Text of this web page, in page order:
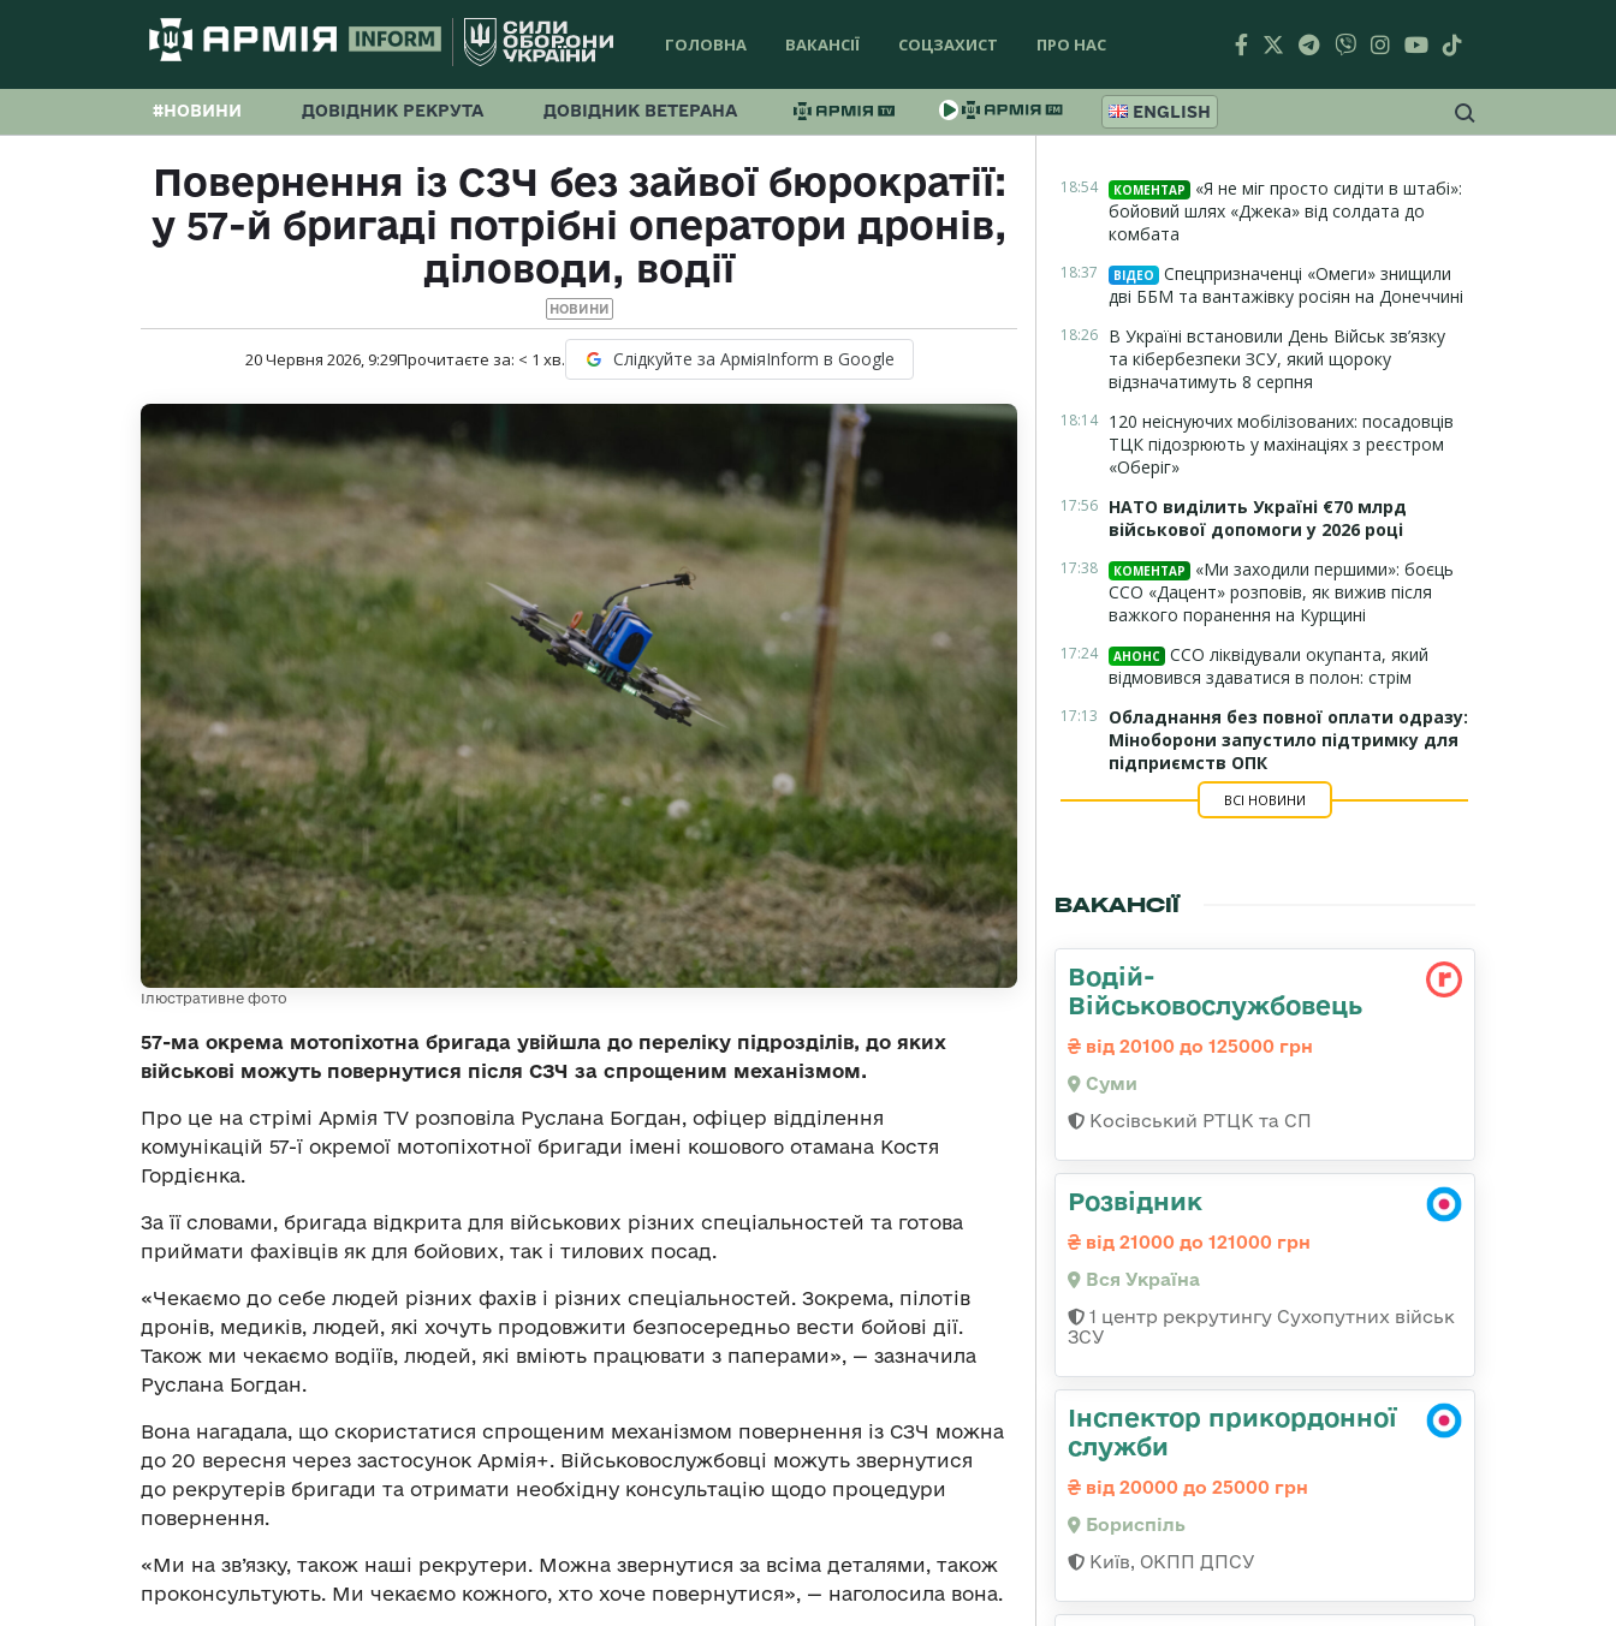
ГОЛОВНА ВАКАНСІЇ СОЦЗАХИСТ ПРО НАС
#НОВИНИ ДОВІДНИК РЕКРУТА ДОВІДНИК ВЕТЕРАНА ENGLISH
Повернення із СЗЧ без зайвої бюрократії:
у 57-й бригаді потрібні оператори дронів,
діловоди, водії
НОВИНИ
20 Червня 2026, 9:29Прочитаєте за: < 1 хв. Слідкуйте за АрміяInform в Google
Ілюстративне фото
57-ма окрема мотопіхотна бригада увійшла до переліку підрозділів, до яких
військові можуть повернутися після СЗЧ за спрощеним механізмом.
Про це на стрімі Армія TV розповіла Руслана Богдан, офіцер відділення
комунікацій 57-ї окремої мотопіхотної бригади імені кошового отамана Костя
Гордієнка.
За її словами, бригада відкрита для військових різних спеціальностей та готова
приймати фахівців як для бойових, так і тилових посад.
«Чекаємо до себе людей різних фахів і різних спеціальностей. Зокрема, пілотів
дронів, медиків, людей, які хочуть продовжити безпосередньо вести бойові дії.
Також ми чекаємо водіїв, людей, які вміють працювати з паперами», — зазначила
Руслана Богдан.
Вона нагадала, що скористатися спрощеним механізмом повернення із СЗЧ можна
до 20 вересня через застосунок Армія+. Військовослужбовці можуть звернутися
до рекрутерів бригади та отримати необхідну консультацію щодо процедури
повернення.
«Ми на зв’язку, також наші рекрутери. Можна звернутися за всіма деталями, також
проконсультують. Ми чекаємо кожного, хто хоче повернутися», — наголосила вона.
18:54 КОМЕНТАР
«Я не міг просто сидіти в штабі»:
бойовий шлях «Джека» від солдата до
комбата
18:37 ВІДЕО
Спецпризначенці «Омеги» знищили
дві ББМ та вантажівку росіян на Донеччині
18:26 В Україні встановили День Військ зв’язку
та кібербезпеки ЗСУ, який щороку
відзначатимуть 8 серпня
18:14 120 неіснуючих мобілізованих: посадовців
ТЦК підозрюють у махінаціях з реєстром
«Оберіг»
17:56 НАТО виділить Україні €70 млрд
військової допомоги у 2026 році
17:38 КОМЕНТАР
«Ми заходили першими»: боєць
ССО «Дацент» розповів, як вижив після
важкого поранення на Курщині
17:24 АНОНС ССО ліквідували окупанта, який
відмовився здаватися в полон: стрім
17:13
Обладнання без повної оплати одразу:
Міноборони запустило підтримку для
підприємств ОПК
ВСІ НОВИНИ
ВАКАНСІЇ
Водій-
Військовослужбовець
від 20100 до 125000 грн
Суми
Косівський РТЦК та СП
Розвідник
від 21000 до 121000 грн
Вся Україна
1 центр рекрутингу Сухопутних військ
ЗСУ
Інспектор прикордонної
служби
від 20000 до 25000 грн
Бориспіль
Київ, ОКПП ДПСУ